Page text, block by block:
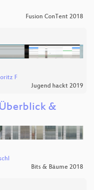
Fusion ConTent 2018
F
Jugend hackt 2019
&
Bits & Bäume 2018